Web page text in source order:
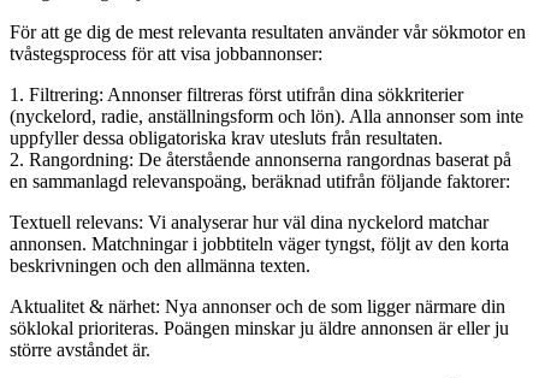
För att ge dig de mest relevanta resultaten använder vår sökmotor en
tvåstegsprocess för att visa jobbannonser:
1. Filtrering: Annonser filtreras först utifrån dina sökkriterier
(nyckelord, radie, anställningsform och lön). Alla annonser som inte
uppfyller dessa obligatoriska krav utesluts från resultaten.
2. Rangordning: De återstående annonserna rangordnas baserat på
en sammanlagd relevanspoäng, beräknad utifrån följande faktorer:
Textuell relevans: Vi analyserar hur väl dina nyckelord matchar
annonsen. Matchningar i jobbtiteln väger tyngst, följt av den korta
beskrivningen och den allmänna texten.
Aktualitet & närhet: Nya annonser och de som ligger närmare din
söklokal prioriteras. Poängen minskar ju äldre annonsen är eller ju
större avståndet är.